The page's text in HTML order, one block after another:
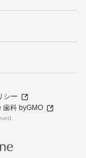
シー
歯科 byGMO